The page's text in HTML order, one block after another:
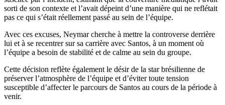
sorti de son contexte et l’avait dépeint d’une manière qui ne reflétait
pas ce qui s’était réellement passé au sein de l’équipe.
Avec ces excuses, Neymar cherche à mettre la controverse derrière
lui et à se recentrer sur sa carrière avec Santos, à un moment où
l’équipe a besoin de stabilité et de calme au sein du groupe.
Cette décision reflète également le désir de la star brésilienne de
préserver l’atmosphère de l’équipe et d’éviter toute tension
susceptible d’affecter le parcours de Santos au cours de la période à
venir.